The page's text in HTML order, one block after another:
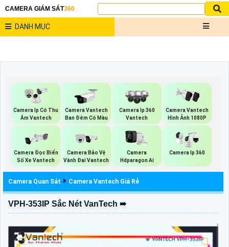
CAMERA GIÁM SÁT360
DANH MỤC
Camera Ip Có Thu
Âm Vantech
Camera Vantech
Ban Đêm Có Màu
Camera Ip 360
Vantech
Camera Vantech
Hình Ảnh 1080P
Camera Đọc Biển
Số Xe Vantech
Camera Bảo Vệ
Vành Đai Vantech
Camera
Hdparagon Ai
Camera Ip 360
Camera Quan Sát Camera Vantech Giá Rẻ
VPH-353IP Sắc Nét VanTech ➠